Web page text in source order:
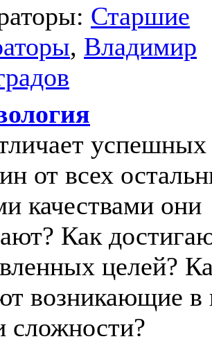
Старшие
, Владимир
успешных
от всех
качествами они
Как
целей?
возникающие в
сложности?